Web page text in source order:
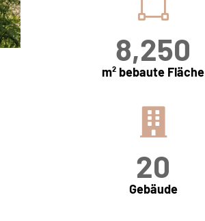
UNSERE
IMMOBILIEN
MEHR ERKUNDEN
8,250
m² bebaute Fläche
20
Gebäude